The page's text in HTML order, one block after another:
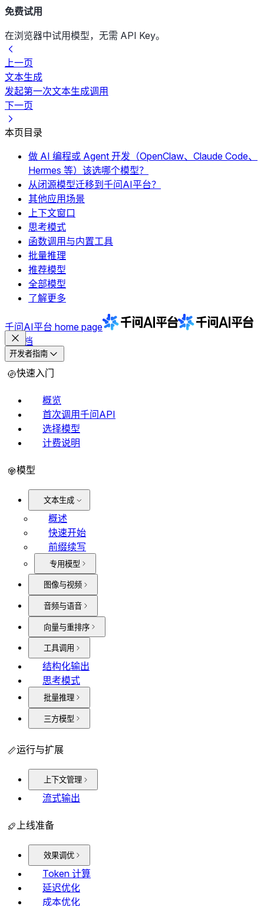
免费试用
在浏览器中试用模型，无需 API Key。
上一页
文本生成
发起第一次文本生成调用
下一页
本页目录
做 AI 编程或 Agent 开发（OpenClaw、Claude Code、
Hermes 等）该选哪个模型？
从闭源模型迁移到千问AI平台？
其他应用场景
上下文窗口
思考模式
函数调用与内置工具
批量推理
推荐模型
全部模型
了解更多
千问AI平台 home page
文档
开发者指南
快速入门
概览
首次调用千问API
选择模型
计费说明
模型
文本生成
概述
快速开始
前缀续写
专用模型
图像与视频
音频与语音
向量与重排序
工具调用
结构化输出
思考模式
批量推理
三方模型
运行与扩展
上下文管理
流式输出
上线准备
效果调优
Token 计算
延迟优化
成本优化